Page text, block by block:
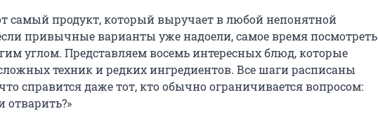
самый продукт, который выручает в любой непонятной
привычные варианты уже надоели, самое время посмотреть
углом. Представляем восемь интересных блюд, которые
сложных техник и редких ингредиентов. Все шаги расписаны
справится даже тот, кто обычно ограничивается вопросом:
отварить?»